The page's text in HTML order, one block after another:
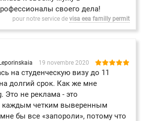
своего дела!
pour notre service devisa eea familly permit
19 novembre 2020
на студенческую визу до 11
долгий срок. Как же мне
Это не реклама - это
каждым четким выверенным
бы все «запороли», потому что